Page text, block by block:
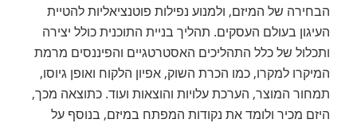
הבחירה של המיזם, ולמנוע נפילות פוטנציאליות להטיית
העיגון בעולם העסקים. תהליך בניית התוכנית כולל יצירה
ותכלול של כלל התהליכים האסטרטגיים והפיננסים מרמת
המיקרו למקרו, כמו הכרת השוק, אפיון הלקוח ואופן גיוסו,
תמחור המוצר, הערכת עלויות והוצאות ועוד. כתוצאה מכך,
היזם מכיר ולומד את נקודות המפתח במיזם, בנוסף על